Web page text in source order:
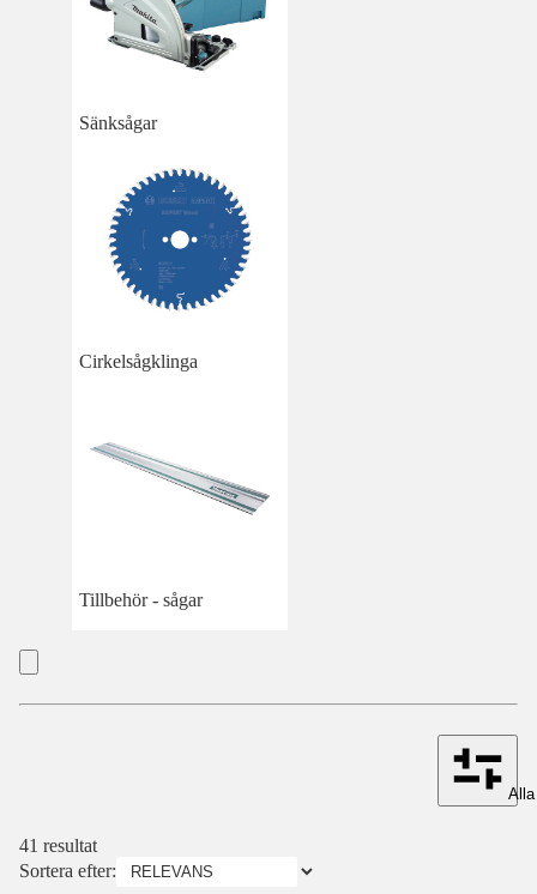
Sänksågar
Cirkelsågklinga
Tillbehör - sågar
41 resultat
Sortera efter: